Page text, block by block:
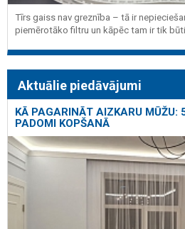
Tīrs gaiss nav greznība – tā ir
piemērotāko filtru un kāpēc tam ir tik
Aktuālie piedāvājumi
KĀ PAGARINĀT AIZKARU MŪŽU:
PADOMI KOPŠANĀ